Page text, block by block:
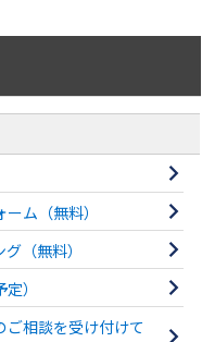
ム（無料）
（無料）
）
相談を受け付けて